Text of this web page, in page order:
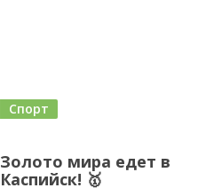
Золото мира едет в
Каспийск! 🥇
Спорт